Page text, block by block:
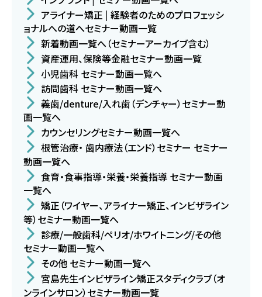
アライナー矯正 | 経験者のためのプロフェッシ
ョナルへの道へセミナー動画一覧
新着動画一覧へ（セミナーアーカイブ含む）
資産運用、保険等金融セミナー動画一覧
小児歯科 セミナー動画一覧へ
訪問歯科 セミナー動画一覧へ
義歯/denture/入れ歯（デンチャー）セミナー動
画一覧へ
カウンセリングセミナー動画一覧へ
根管治療・ 歯内療法（エンド）セミナー セミナー
動画一覧へ
食育・食事指導・栄養・栄養指導 セミナー動画
一覧へ
矯正（ワイヤー、アライナー矯正、インビザライン
等）セミナー動画一覧へ
診療/一般歯科/ペリオ/ホワイトニング/その他
セミナー動画一覧へ
その他 セミナー動画一覧へ
宮島先生インビザライン矯正スタディクラブ（オ
ンラインサロン）セミナー動画一覧